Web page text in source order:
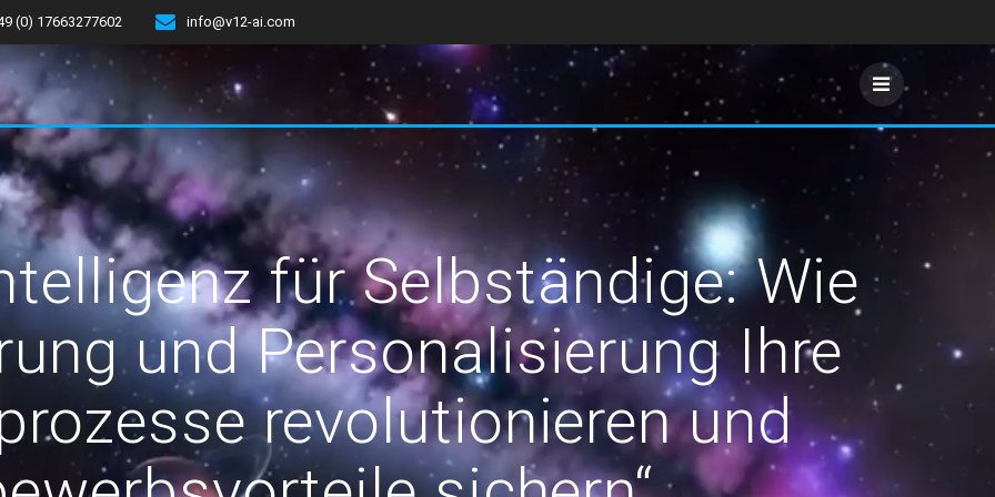
(0) 17663277602 info@v12-ai.com
für Selbständige: Wie
und Personalisierung Ihre
revolutionieren und